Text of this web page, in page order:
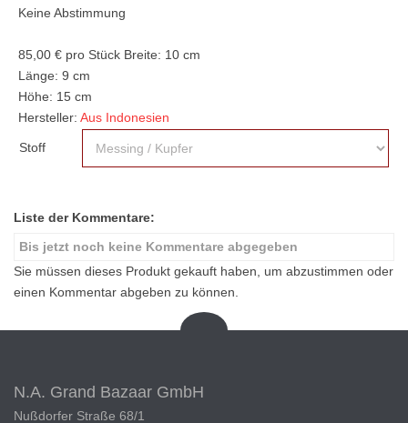
Keine Abstimmung
85,00 € pro Stück Breite: 10 cm
Länge: 9 cm
Höhe: 15 cm
Hersteller: Aus Indonesien
Stoff
Liste der Kommentare:
Bis jetzt noch keine Kommentare abgegeben
Sie müssen dieses Produkt gekauft haben, um abzustimmen oder
einen Kommentar abgeben zu können.
N.A. Grand Bazaar GmbH
Nußdorfer Straße 68/1